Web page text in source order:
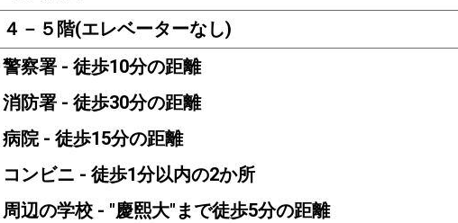
４－５階(エレベーターなし)
警察署 - 徒歩10分の距離
消防署 - 徒歩30分の距離
病院 - 徒歩15分の距離
コンビニ - 徒歩1分以内の2か所
周辺の学校 - "慶熙大"まで徒歩5分の距離